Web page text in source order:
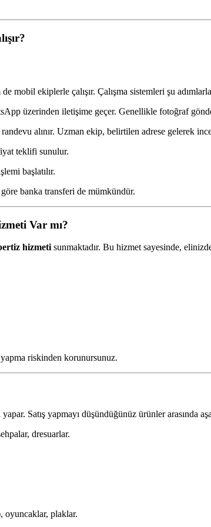
mobil ekiplerle çalışır. Çalışma sistemleri şu
üzerinden iletişime geçer. Genellikle fotoğraf
alınır. Uzman ekip, belirtilen adrese gelerek
teklifi sunulur.
başlatılır.
banka transferi de mümkündür.
Var mı?
hizmeti sunmaktadır. Bu hizmet sayesinde,
riskinden korunursunuz.
Satış yapmayı düşündüğünüz ürünler arasında
dresuarlar.
oyuncaklar, plaklar.